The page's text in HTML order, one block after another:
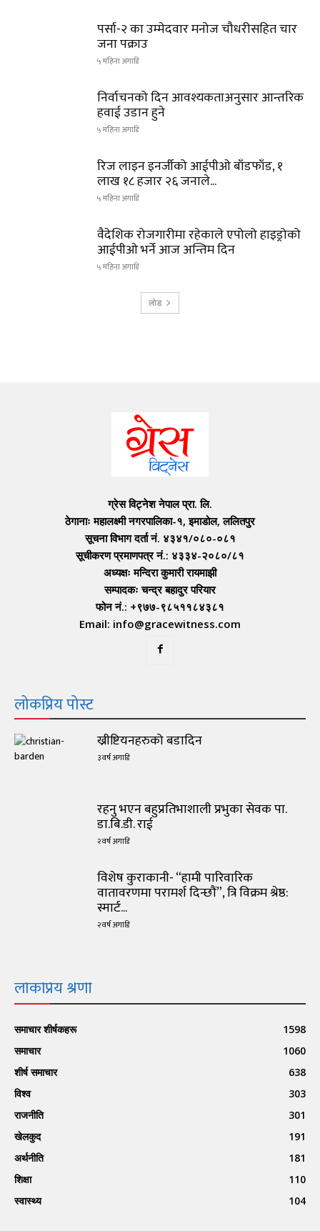
पर्सा-२ का उम्मेदवार मनोज चौधरीसहित चार
जना पक्राउ
५ महिना अगाडि
निर्वाचनको दिन आवश्यकताअनुसार आन्तरिक
हवाई उडान हुने
५ महिना अगाडि
रिज लाइन इनर्जीको आईपीओ बाँडफाँड, १
लाख १८ हजार २६ जनाले...
५ महिना अगाडि
वैदेशिक रोजगारीमा रहेकाले एपोलो हाइड्रोको
आईपीओ भर्ने आज अन्तिम दिन
५ महिना अगाडि
लोड
ग्रेस विट्नेश नेपाल प्रा. लि.
ठेगानाः महालक्ष्मी नगरपालिका-१, इमाडोल, ललितपुर
सूचना विभाग दर्ता नं. ४३४१/०८०-०८१
सूचीकरण प्रमाणपत्र नं.: ४३३४-२०८०/८१
अध्यक्षः मन्दिरा कुमारी रायमाझी
सम्पादकः चन्द्र बहादुर परियार
फोन नं.: +९७७-९८५११८४३८१
Email: info@gracewitness.com
लोकप्रिय पोस्ट
ख्रीष्टियनहरुको बडादिन
३ वर्ष अगाडि
रहनु भएन बहुप्रतिभाशाली प्रभुका सेवक पा.
डा.बि.डी. राई
२ वर्ष अगाडि
विशेष कुराकानी- “हामी पारिवारिक
वातावरणमा परामर्श दिन्छौं”, त्रि विक्रम श्रेष्ठ:
स्मार्ट...
२ वर्ष अगाडि
लोकप्रिय श्रेणी
समाचार शीर्षकहरू
1598
समाचार
1060
शीर्ष समाचार
638
विश्व
303
राजनीति
301
खेलकुद
191
अर्थनीति
181
शिक्षा
110
स्वास्थ्य
104